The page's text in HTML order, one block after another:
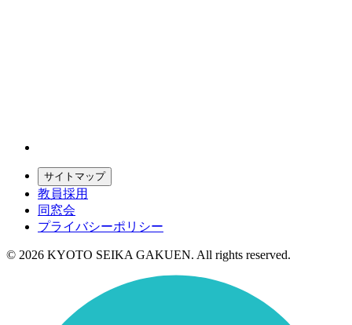
サイトマップ
教員採用
同窓会
プライバシーポリシー
© 2026 KYOTO SEIKA GAKUEN. All rights reserved.